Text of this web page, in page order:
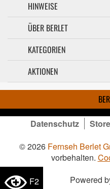
F2
HINWEISE
ÜBER BERLET
KATEGORIEN
AKTIONEN
Datenschutz
© 2026 Fernseh Berlet
vorbehalten.
Powered